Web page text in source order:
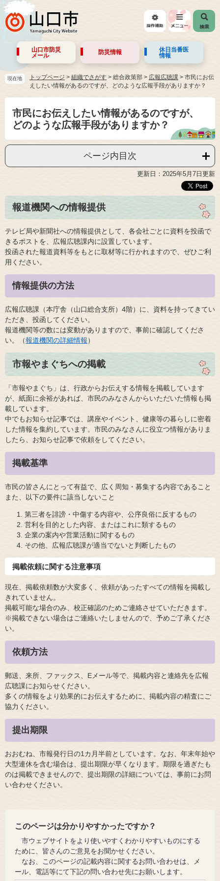
山口市防災
メール
防災情報
休日当番医
情報
現在地 トップページ > 組織でさがす > 総合政策部 > 広報広聴課 > 市民にお伝
えしたい情報があるのですが、どのような広報手段がありますか？
市民にお伝えしたい情報があるのですが、
どのような広報手段がありますか？
ページ内目次
更新日：2025年5月7日更新
報道機関への情報提供
テレビ局や新聞社への情報提供として、各会社ごとに資料を投函で
きるポストを、広報広聴課内に設置しています。
投函された報道資料等をもとに取材等に行かれますので、ぜひご利
用ください。
情報提供の方法
広報広聴課（本庁舎（山口総合支所）4階）に、資料を持ってきてい
ただき、投函してください。
報道機関等の数には変動がありますので、事前に確認してくださ
い。（報道機関の詳細情報）
市報やまぐちへの掲載
「市報やまぐち」は、行政からお伝えする情報を掲載しています
が、紙面に余裕があれば、市民のみなさんからいただいた情報も掲
載しています。
中でもお知らせ記事では、講座やイベント、健康等の暮らしに密着
した情報を集約しています。市民のみなさんに役立つ情報がありま
したら、お知らせ記事で依頼をしてください。
掲載基準
市民の皆さんにとって有益で、広く周知・募集する内容であること
また、以下の要件に該当しないこと
第三者を誹謗・中傷する内容や、公序良俗に反するもの
営利を目的とした内容、またはこれに類するもの
企業の案内や営業活動に関するもの
その他、広報広聴課が適当でないと判断したもの
掲載依頼に関する注意事項
現在、掲載依頼数が大変多く、依頼があったすべての情報を掲載し
きれていません。
掲載可能な場合のみ、校正確認のためご連絡させていただきます。
※掲載できない場合はご連絡いたしませんので、予めご了承くださ
い。
依頼方法
郵送、来所、ファックス、Eメール等で、掲載内容と連絡先を広報
広聴課にお知らせください。
多くの情報をより効果的にお伝えするために、掲載内容の精査にご
協力ください。
提出期限
おおむね、市報発行日の1カ月半前としています。なお、年末年始や
大型連休を含む場合は、提出期限が早くなります。期限を過ぎたも
のは掲載できませんので、提出期限の詳細については、事前にお問
い合わせください。
このページは分かりやすかったですか？
市ウェブサイトをより使いやすくわかりやすいものにする
ために、皆さんのご意見をお聞かせください。
なお、このページの記載内容に関するお問い合わせは、メ
ール、電話等にて下記の問い合わせ先にお願いします。